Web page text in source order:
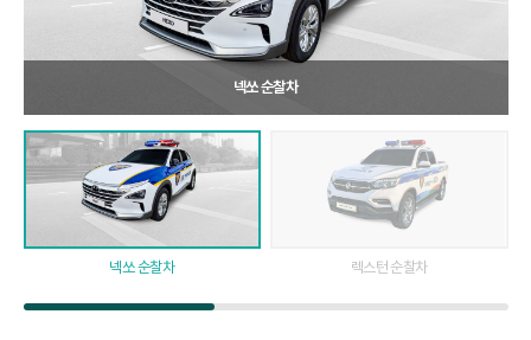
넥쏘 순찰차
넥쏘 순찰차 렉스턴 순찰차